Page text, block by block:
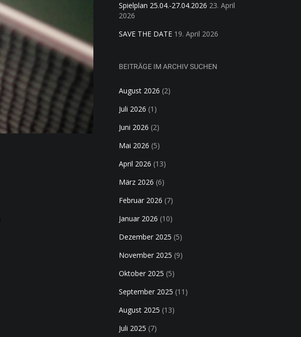
Spielplan 25.04.-27.04.2026 23. April
2026
SAVE THE DATE 19. April 2026
BEITRÄGE IM ARCHIV SUCHEN
August 2026 (2)
Juli 2026 (1)
Juni 2026 (2)
Mai 2026 (5)
April 2026 (13)
März 2026 (6)
Februar 2026 (7)
Januar 2026 (10)
Dezember 2025 (5)
November 2025 (9)
Oktober 2025 (5)
September 2025 (11)
August 2025 (13)
Juli 2025 (7)